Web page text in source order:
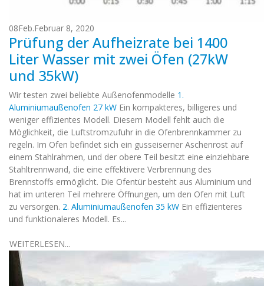
08Feb.Februar 8, 2020
Prüfung der Aufheizrate bei 1400
Liter Wasser mit zwei Öfen (27kW
und 35kW)
Wir testen zwei beliebte Außenofenmodelle 1.
Aluminiumaußenofen 27 kW Ein kompakteres, billigeres und
weniger effizientes Modell. Diesem Modell fehlt auch die
Möglichkeit, die Luftstromzufuhr in die Ofenbrennkammer zu
regeln. Im Ofen befindet sich ein gusseiserner Aschenrost auf
einem Stahlrahmen, und der obere Teil besitzt eine einziehbare
Stahltrennwand, die eine effektivere Verbrennung des
Brennstoffs ermöglicht. Die Ofentür besteht aus Aluminium und
hat im unteren Teil mehrere Öffnungen, um den Ofen mit Luft
zu versorgen. 2. Aluminiumaußenofen 35 kW Ein effizienteres
und funktionaleres Modell. Es...
WEITERLESEN...